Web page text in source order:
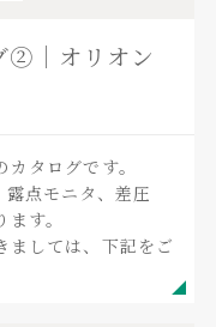
②｜オリオン
タログです。
点モニタ、差圧
す。
ましては、下記をご